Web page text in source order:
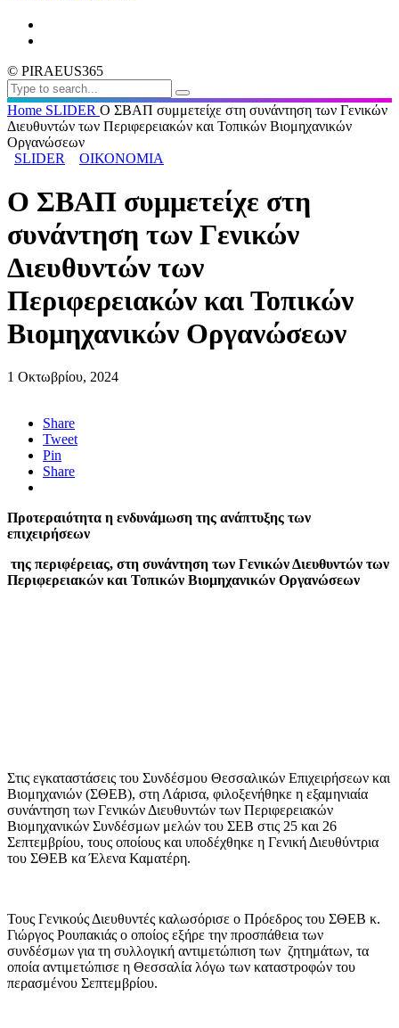
© PIRAEUS365
Home SLIDER Ο ΣΒΑΠ συμμετείχε στη συνάντηση των Γενικών
Διευθυντών των Περιφερειακών και Τοπικών Βιομηχανικών
Οργανώσεων
SLIDER
ΟΙΚΟΝΟΜΙΑ
Ο ΣΒΑΠ συμμετείχε στη
συνάντηση των Γενικών
Διευθυντών των
Περιφερειακών και Τοπικών
Βιομηχανικών Οργανώσεων
1 Οκτωβρίου, 2024
Share
Tweet
Pin
Share
Προτεραιότητα η ενδυνάμωση της ανάπτυξης των
επιχειρήσεων
της περιφέρειας, στη συνάντηση των Γενικών Διευθυντών των
Περιφερειακών και Τοπικών Βιομηχανικών Οργανώσεων
Στις εγκαταστάσεις του Συνδέσμου Θεσσαλικών Επιχειρήσεων και
Βιομηχανιών (ΣΘΕΒ), στη Λάρισα, φιλοξενήθηκε η εξαμηνιαία
συνάντηση των Γενικών Διευθυντών των Περιφερειακών
Βιομηχανικών Συνδέσμων μελών του ΣΕΒ στις 25 και 26
Σεπτεμβρίου, τους οποίους και υποδέχθηκε η Γενική Διευθύντρια
του ΣΘΕΒ κα Έλενα Καματέρη.
Τους Γενικούς Διευθυντές καλωσόρισε ο Πρόεδρος του ΣΘΕΒ κ.
Γιώργος Ρουπακιάς ο οποίος εξήρε την προσπάθεια των
συνδέσμων για τη συλλογική αντιμετώπιση των ζητημάτων, τα
οποία αντιμετώπισε η Θεσσαλία λόγω των καταστροφών του
περασμένου Σεπτεμβρίου.